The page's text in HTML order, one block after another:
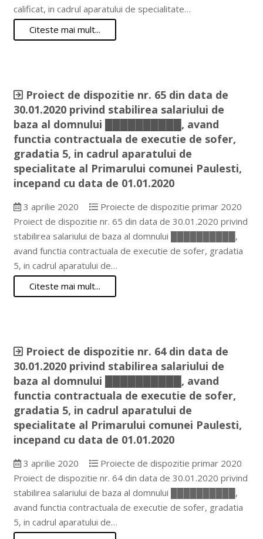
calificat, in cadrul aparatului de specialitate…
Citeste mai mult...
Proiect de dispozitie nr. 65 din data de
30.01.2020 privind stabilirea salariului de
baza al domnului ██████████, avand
functia contractuala de executie de sofer,
gradatia 5, in cadrul aparatului de
specialitate al Primarului comunei Paulesti,
incepand cu data de 01.01.2020
3 aprilie 2020
Proiecte de dispozitie primar 2020
Proiect de dispozitie nr. 65 din data de 30.01.2020 privind
stabilirea salariului de baza al domnului ██████████,
avand functia contractuala de executie de sofer, gradatia
5, in cadrul aparatului de…
Citeste mai mult...
Proiect de dispozitie nr. 64 din data de
30.01.2020 privind stabilirea salariului de
baza al domnului ██████████, avand
functia contractuala de executie de sofer,
gradatia 5, in cadrul aparatului de
specialitate al Primarului comunei Paulesti,
incepand cu data de 01.01.2020
3 aprilie 2020
Proiecte de dispozitie primar 2020
Proiect de dispozitie nr. 64 din data de 30.01.2020 privind
stabilirea salariului de baza al domnului ██████████,
avand functia contractuala de executie de sofer, gradatia
5, in cadrul aparatului de…